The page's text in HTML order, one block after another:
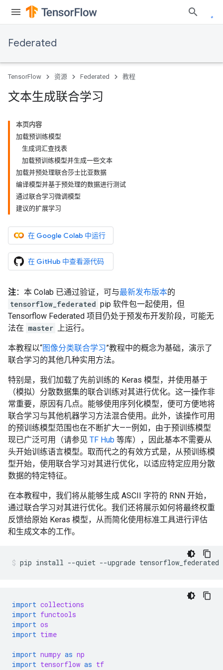
Federated
TensorFlow 资源 Federated 教程
文本生成联合学习
本页内容
加载预训练模型
生成词汇查找表
加载预训练模型并生成一些文本
加载并预处理联合莎士比亚数据
编译模型并基于预处理的数据进行测试
通过联合学习微调模型
建议的扩展学习
在 Google Colab 中运行
在 GitHub 中查看源代码
注：本 Colab 已通过验证，可与最新发布版本的
tensorflow_federated pip 软件包一起使用，但
Tensorflow Federated 项目仍处于预发布开发阶段，可能无
法在 master 上运行。
本教程以“图像分类联合学习”教程中的概念为基础，演示了
联合学习的其他几种实用方法。
特别是，我们加载了先前训练的 Keras 模型，并使用基于
（模拟）分散数据集的联合训练对其进行优化。这一操作非
常重要，原因有几点。能够使用序列化模型，便可方便地将
联合学习与其他机器学习方法混合使用。此外，该操作可用
的预训练模型范围也在不断扩大——例如，由于预训练模型
现已广泛可用（请参见 TF Hub 等库），因此基本不需要从
头开始训练语言模型。取而代之的有效方式是，从预训练模
型开始，使用联合学习对其进行优化，以适应特定应用分散
数据的特定特征。
在本教程中，我们将从能够生成 ASCII 字符的 RNN 开始，
通过联合学习对其进行优化。我们还将展示如何将最终权重
反馈给原始 Keras 模型，从而简化使用标准工具进行评估
和生成文本的工作。
pip install --quiet --upgrade tensorflow_federated
import collections
import functools
import os
import time
import numpy as np
import tensorflow as tf